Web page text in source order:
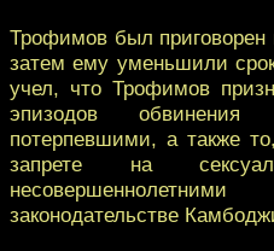
Трофимов был
затем ему уменьшили
учел, что Трофимов
эпизодов
потерпевшими, а также
запрете на
законодательстве